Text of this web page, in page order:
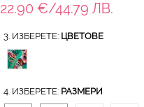
22.90 €/44.79 ЛВ.
3. ИЗБЕРЕТЕ: ЦВЕТОВЕ
4. ИЗБЕРЕТЕ: РАЗМЕРИ